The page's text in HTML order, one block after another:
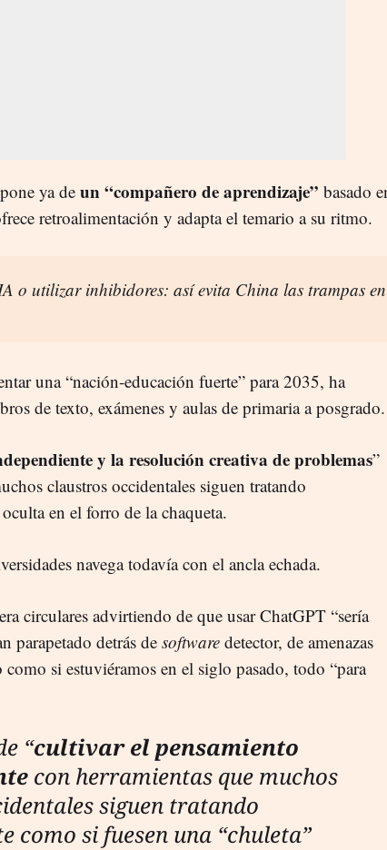
ya deun “compañero de aprendizaje” basado
retroalimentación y adapta el temario a su ritmo.
o utilizar inhibidores: así evita China las trampas en
una “nación‑educación fuerte” para 2035, ha
de texto, exámenes y aulas de primaria a posgrado.
y la resolución creativa de problemas”
claustros occidentales siguen tratando
en el forro de la chaqueta.
navega todavía con el ancla echada.
circulares advirtiendo de que usar ChatGPT “sería
parapetado detrás de software detector, de amenazas
si estuviéramos en el siglo pasado, todo “para
“cultivar el pensamiento
con herramientas que muchos
siguen tratando
como si fuesen una “chuleta”